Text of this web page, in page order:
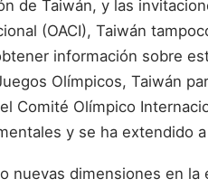
de Taiwán, y las
(OACI), Taiwán
información sobre
Olímpicos, Taiwán
Comité Olímpico
y se ha extendido
nuevas dimensiones en